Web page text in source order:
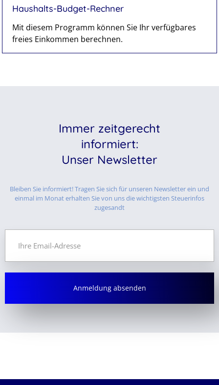
Haushalts-Budget-Rechner
Mit diesem Programm können Sie Ihr verfügbares
freies Einkommen berechnen.
Immer zeitgerecht
informiert:
Unser Newsletter
Bleiben Sie informiert! Tragen Sie sich für unseren Newsletter ein und
einmal im Monat erhalten Sie von uns die wichtigsten Steuerinfos
zugesandt